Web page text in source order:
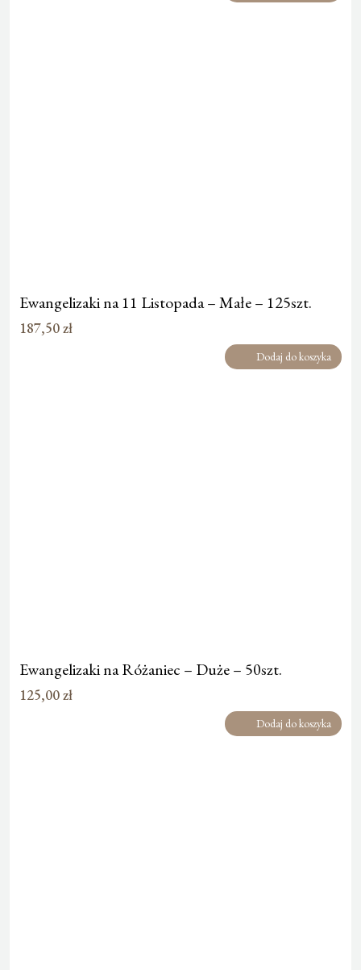
Ewangelizaki na 11 Listopada – Małe – 125szt.
187,50zł
Dodaj do koszyka
Ewangelizaki na Różaniec – Duże – 50szt.
125,00zł
Dodaj do koszyka